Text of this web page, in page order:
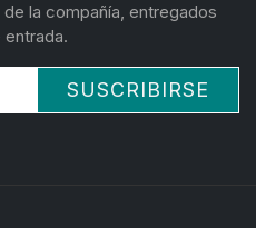
la compañía, entregados
SUSCRIBIRSE